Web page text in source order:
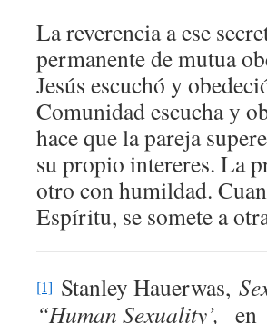
La reverencia a ese
permanente de mutua
Jesús escuchó y
Comunidad escucha y
hace que la pareja
su propio intereres. La
otro con humildad.
Espíritu, se somete a
[1] Stanley Hauerwas,
“Human Sexuality’, en